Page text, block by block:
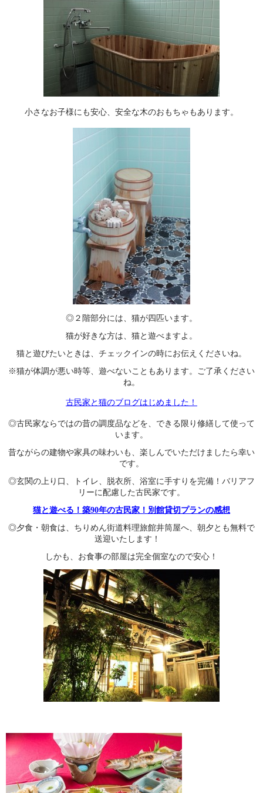
小さなお子様にも安心、安全な木のおもちゃもあります。
◎２階部分には、猫が四匹います。
猫が好きな方は、猫と遊べますよ。
猫と遊びたいときは、チェックインの時にお伝えくださいね。
※猫が体調が悪い時等、遊べないこともあります。ご了承ください
ね。
古民家と猫のブログはじめました！
◎古民家ならではの昔の調度品などを、できる限り修繕して使って
います。
昔ながらの建物や家具の味わいも、楽しんでいただけましたら幸い
です。
◎玄関の上り口、トイレ、脱衣所、浴室に手すりを完備！バリアフ
リーに配慮した古民家です。
猫と遊べる！築90年の古民家！別館貸切プランの感想
◎夕食・朝食は、ちりめん街道料理旅館井筒屋へ、朝夕とも無料で
送迎いたします！
しかも、お食事の部屋は完全個室なので安心！